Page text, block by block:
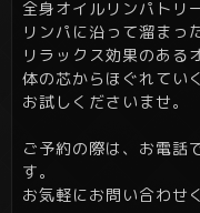
全身オイルリンパトリ
リンパに沿って溜まっ
リラックス効果のある
体の芯からほぐれてい
お試しくださいませ。
ご予約の際は、お電話
す。
お気軽にお問い合わせ